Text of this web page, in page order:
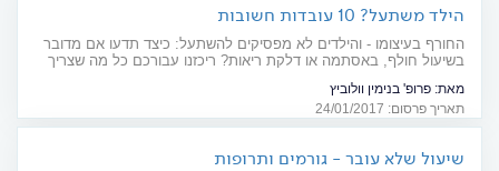
הילד משתעל? 10 עובדות חשובות
החורף בעיצומו - והילדים לא מפסיקים להשתעל: כיצד תדעו אם מדובר
בשיעול חולף, באסתמה או דלקת ריאות? ריכזנו עבורכם כל מה שצריך
מאת: פרופ' בנימין וולוביץ
תאריך פרסום: 24/01/2017
שיעול שלא עובר - גורמים ותרופות